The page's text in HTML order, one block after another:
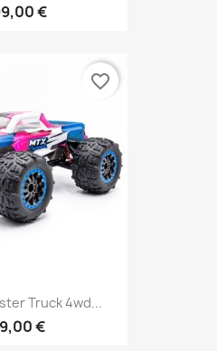
€
Truck 4wd...
€
favorite_border